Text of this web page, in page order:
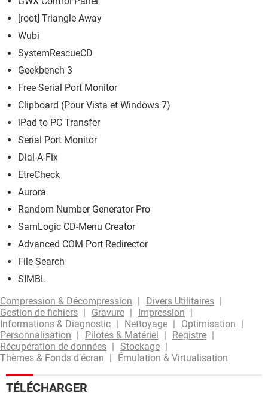
[root] Triangle Away
Wubi
SystemRescueCD
Geekbench 3
Free Serial Port Monitor
Clipboard (Pour Vista et Windows 7)
iPad to PC Transfer
Serial Port Monitor
Dial-A-Fix
EtreCheck
Aurora
Random Number Generator Pro
SamLogic CD-Menu Creator
Advanced COM Port Redirector
File Search
SIMBL
Compression & Décompression
Divers Utilitaires
Gestion de fichiers
Gravure
Impression
Informations & Diagnostic
Nettoyage
Optimisation
Personnalisation
Pilotes & Matériel
Registre
Récupération de données
Stockage
Thèmes & Fonds d'écran
Émulation & Virtualisation
TÉLÉCHARGER